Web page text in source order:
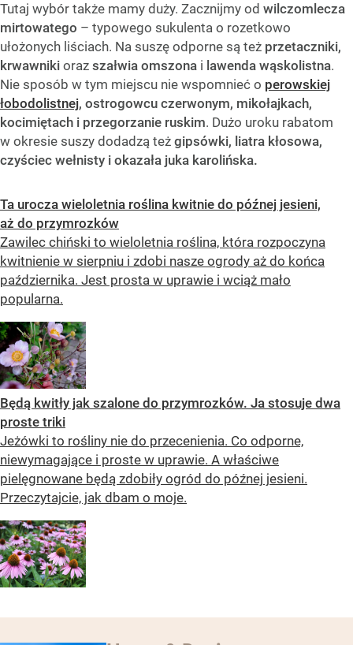
Tutaj wybór także mamy duży. Zacznijmy od wilczomlecza
mirtowatego – typowego sukulenta o rozetkowo
ułożonych liściach. Na suszę odporne są też przetaczniki,
krwawniki oraz szałwia omszona i lawenda wąskolistna.
Nie sposób w tym miejscu nie wspomnieć o perowskiej
łobodolistnej, ostrogowcu czerwonym, mikołajkach,
kocimiętach i przegorzanie ruskim. Dużo uroku rabatom
w okresie suszy dodadzą też gipsówki, liatra kłosowa,
czyściec wełnisty i okazała juka karolińska.
Ta urocza wieloletnia roślina kwitnie do późnej jesieni,
aż do przymrozków
Zawilec chiński to wieloletnia roślina, która rozpoczyna
kwitnienie w sierpniu i zdobi nasze ogrody aż do końca
października. Jest prosta w uprawie i wciąż mało
popularna.
Będą kwitły jak szalone do przymrozków. Ja stosuje dwa
proste triki
Jeżówki to rośliny nie do przecenienia. Co odporne,
niewymagające i proste w uprawie. A właściwe
pielęgnowane będą zdobiły ogród do późnej jesieni.
Przeczytajcie, jak dbam o moje.